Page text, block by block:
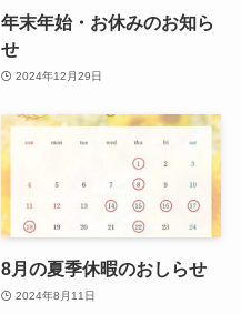
年末年始・お休みのお知ら
せ
2024年12月29日
8月の夏季休暇のおしらせ
2024年8月11日